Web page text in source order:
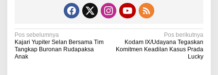
N
a
Pos sebelumnya
Kajari Yupiter Selan Bersama Tim
Tangkap Buronan Rudapaksa
Anak
Pos berikutnya
Kodam IX/Udayana Tegaskan
Komitmen Keadilan Kasus Prada
Lucky